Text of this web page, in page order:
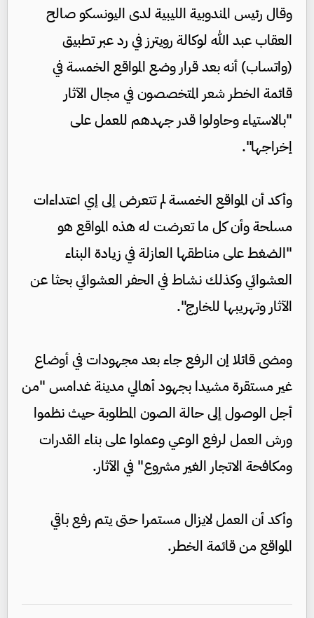
وقال رئيس المندوبية الليبية لدى اليونسكو صالح
العقاب عبد الله لوكالة رويترز في رد عبر تطبيق
(واتساب) أنه بعد قرار وضع المواقع الخمسة في
قائمة الخطر شعر المتخصصون في مجال الآثار
"بالاستياء وحاولوا قدر جهدهم للعمل على
إخراجها".
وأكد أن المواقع الخمسة لم تتعرض إلى إي اعتداءات
مسلحة وأن كل ما تعرضت له هذه المواقع هو
"الضغط على مناطقها العازلة في زيادة البناء
العشوائي وكذلك نشاط في الحفر العشوائي بحثا عن
الآثار وتهريبها للخارج".
ومضى قائلا إن الرفع جاء بعد مجهودات في أوضاع
غير مستقرة مشيدا بجهود أهالي مدينة غدامس "من
أجل الوصول إلى حالة الصون المطلوبة حيث نظموا
ورش العمل لرفع الوعي وعملوا على بناء القدرات
ومكافحة الاتجار الغير مشروع" في الآثار.
وأكد أن العمل لايزال مستمرا حتى يتم رفع باقي
المواقع من قائمة الخطر.